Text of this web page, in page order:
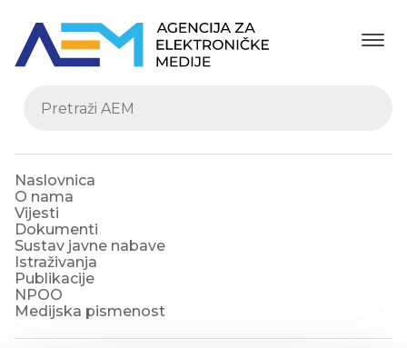
Naslovnica
O nama
Vijesti
Dokumenti
Sustav javne nabave
Istraživanja
Publikacije
NPOO
Medijska pismenost